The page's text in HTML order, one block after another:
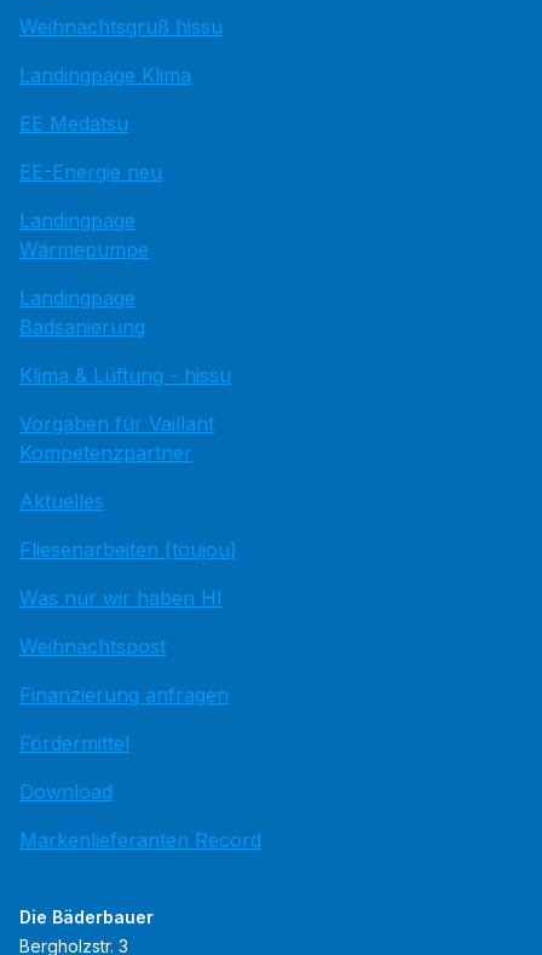
Weihnachtsgruß hissu
Landingpage Klima
EE Medatsu
EE-Energie neu
Landingpage
Wärmepumpe
Landingpage
Badsanierung
Klima & Lüftung - hissu
Vorgaben für Vaillant
Kompetenzpartner
Aktuelles
Fliesenarbeiten (toujou)
Was nur wir haben HI
Weihnachtspost
Finanzierung anfragen
Fördermittel
Download
Markenlieferanten Record
Die Bäderbauer
Bergholzstr. 3